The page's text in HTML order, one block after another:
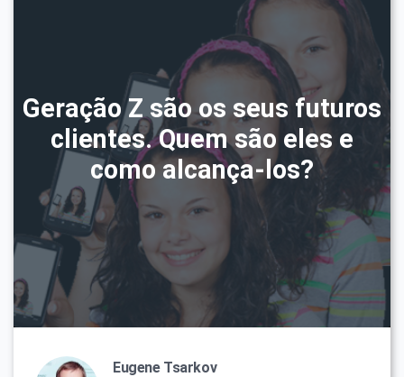
Geração Z são os seus futuros
clientes. Quem são eles e
como alcança-los?
Eugene Tsarkov